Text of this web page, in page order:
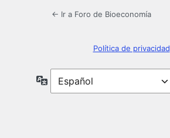
← Ir a Foro de Bioeconomía
Política de privacidad
Idioma